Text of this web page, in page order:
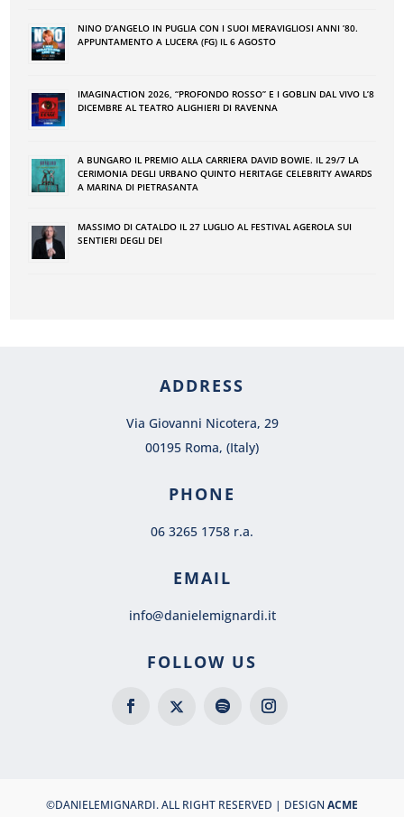
NINO DʼANGELO IN PUGLIA CON I SUOI MERAVIGLIOSI ANNI ʼ80.
APPUNTAMENTO A LUCERA (FG) IL 6 AGOSTO
IMAGINACTION 2026, “PROFONDO ROSSO” E I GOBLIN DAL VIVO L’8
DICEMBRE AL TEATRO ALIGHIERI DI RAVENNA
A BUNGARO IL PREMIO ALLA CARRIERA DAVID BOWIE. IL 29/7 LA
CERIMONIA DEGLI URBANO QUINTO HERITAGE CELEBRITY AWARDS
A MARINA DI PIETRASANTA
MASSIMO DI CATALDO IL 27 LUGLIO AL FESTIVAL AGEROLA SUI
SENTIERI DEGLI DEI
ADDRESS
Via Giovanni Nicotera, 29
00195 Roma, (Italy)
PHONE
06 3265 1758 r.a.
EMAIL
info@danielemignardi.it
FOLLOW US
©DANIELEMIGNARDI. ALL RIGHT RESERVED | DESIGN ACME